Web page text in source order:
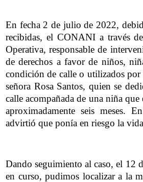
En fecha 2 de julio de 2022,
recibidas, el CONANI a través
Operativa, responsable de
de derechos a favor de niños,
condición de calle o utilizados
señora Rosa Santos, quien se
calle acompañada de una niña que
aproximadamente seis meses.
advirtió que ponía en riesgo la
Dando seguimiento al caso, el 12
en curso, pudimos localizar a la